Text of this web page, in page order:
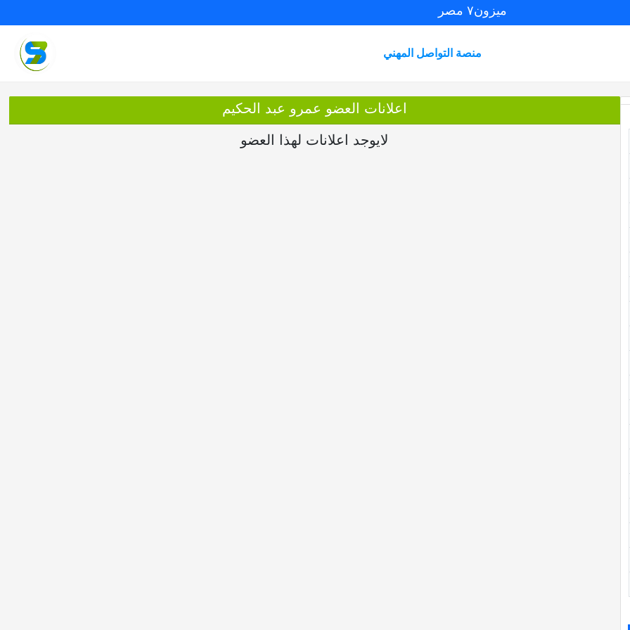
ميزون٧ مصر
منصة التواصل المهني
اعلانات العضو عمرو عبد الحكيم
لايوجد اعلانات لهذا العضو